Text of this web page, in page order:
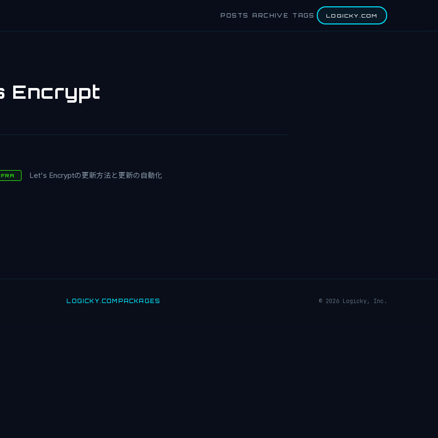
POSTS ARCHIVE TAGS LOGICKY.COM
Encrypt
Let's Encryptの更新方法と更新の自動化
LOGICKY.COM PACKAGES © 2026 Logicky, Inc.